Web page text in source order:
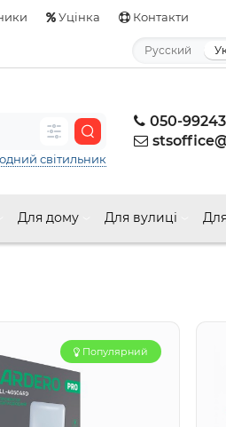
Уцінка Контакти
Русский
050-
світильник
Для дому Для вулиці
Популярний